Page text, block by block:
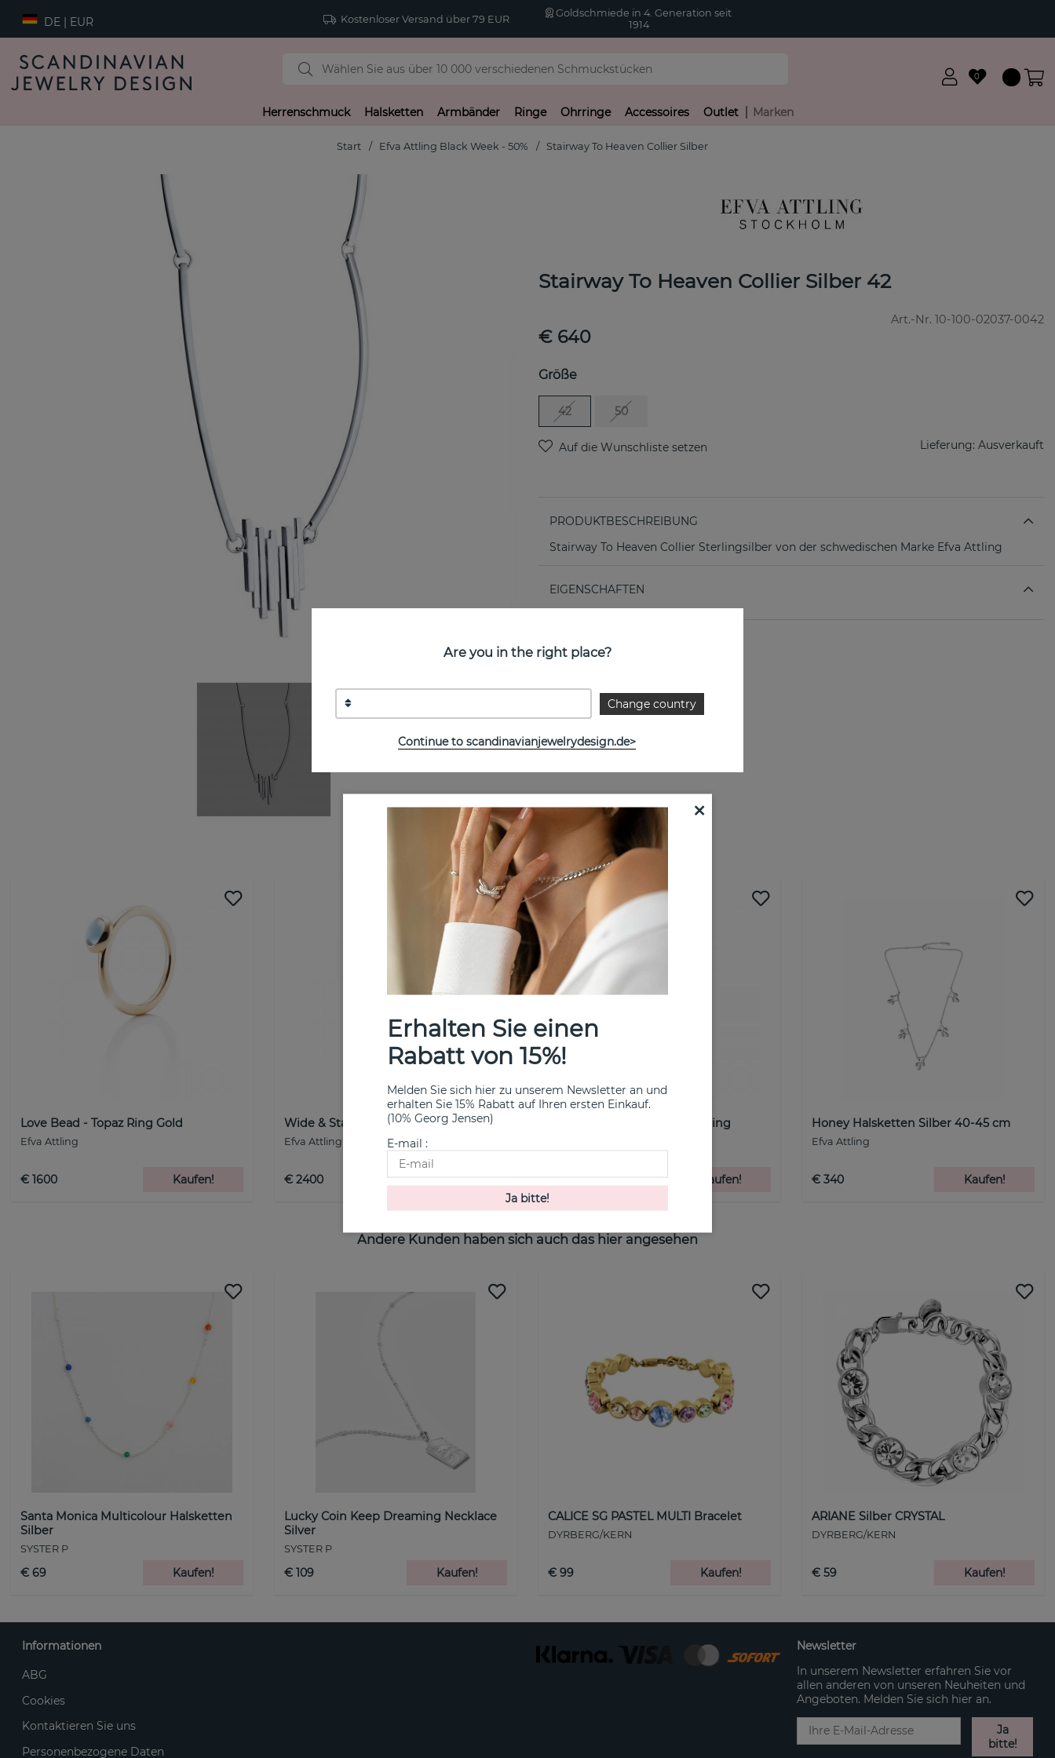
DE | EUR Kostenloser Versand über 79 EUR
Goldschmiede in 4. Generation seit
1914
0
Herrenschmuck Halsketten Armbänder Ringe Ohrringe Accessoires Outlet Marken
Start Efva Attling Black Week - 50% Stairway To Heaven Collier Silber
Stairway To Heaven Collier Silber 42
Art.-Nr. 10-100-02037-0042
€ 640
Größe
42 50
Lieferung: Ausverkauft
PRODUKTBESCHREIBUNG
Stairway To Heaven Collier Sterlingsilber von der schwedischen Marke Efva Attling
EIGENSCHAFTEN
Weitere Artikel ansehen
Love Bead - Topaz Ring Gold
Efva Attling
€ 1600 Kaufen!
Wide & Stars Ring Silber
Efva Attling
€ 2400
Little Rose Petal & Stars Ohrring
Kaufen!
Honey Halsketten Silber 40-45 cm
Efva Attling
€ 340 Kaufen!
Andere Kunden haben sich auch das hier angesehen
Santa Monica Multicolour Halsketten
Silber
SYSTER P
€ 69 Kaufen!
Lucky Coin Keep Dreaming Necklace
Silver
SYSTER P
€ 109 Kaufen!
CALICE SG PASTEL MULTI Bracelet
DYRBERG/KERN
€ 99 Kaufen!
ARIANE Silber CRYSTAL
DYRBERG/KERN
€ 59 Kaufen!
Erhalten Sie einen
Rabatt von 15%!
Melden Sie sich hier zu unserem Newsletter an und
erhalten Sie 15% Rabatt auf Ihren ersten Einkauf.
(10% Georg Jensen)
E-mail :
Are you in the right place?
Change country
Continue to scandinavianjewelrydesign.de>
Informationen
ABG
Cookies
Kontaktieren Sie uns
Personenbezogene Daten
Newsletter
In unserem Newsletter erfahren Sie vor
allen anderen von unseren Neuheiten und
Angeboten. Melden Sie sich hier an.
Ja
bitte!